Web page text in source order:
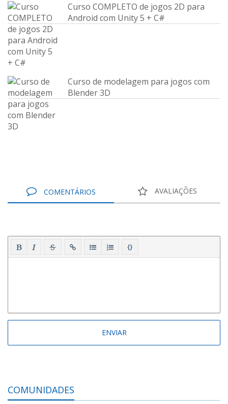
Curso COMPLETO de jogos 2D para
Android com Unity 5 + C#
Curso de modelagem para jogos com
Blender 3D
COMENTÁRIOS AVALIAÇÕES
{}
COMUNIDADES